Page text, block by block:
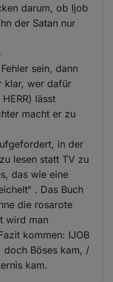
darum, ob Ijob
der Satan nur
sein, dann
klar, wer dafür
lässt
macht er zu
in der
lesen statt TV zu
das wie eine
. Das Buch
die rosarote
wird man
kommen: IJOB
doch Böses kam, /
kam.